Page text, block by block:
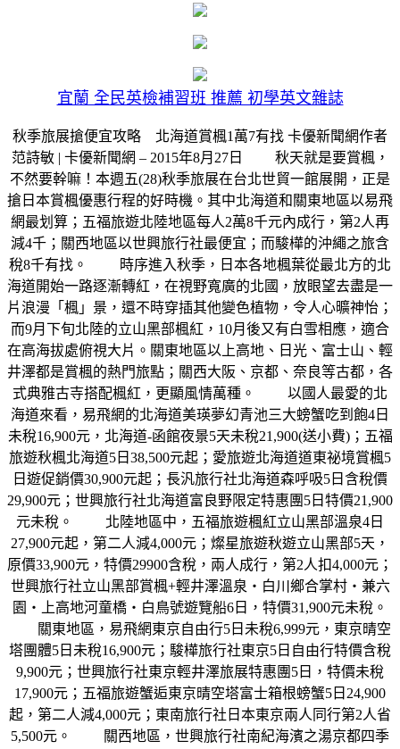
宜蘭 全民英檢補習班 推薦 初學英文雜誌
秋季旅展搶便宜攻略 北海道賞楓1萬7有找 卡優新聞網作者
范詩敏 | 卡優新聞網 – 2015年8月27日 秋天就是要賞楓，
不然要幹嘛！本週五(28)秋季旅展在台北世貿一館展開，正是
搶日本賞楓優惠行程的好時機。其中北海道和關東地區以易飛
網最划算；五福旅遊北陸地區每人2萬8千元內成行，第2人再
減4千；關西地區以世興旅行社最便宜；而駿樺的沖繩之旅含
稅8千有找。 時序進入秋季，日本各地楓葉從最北方的北
海道開始一路逐漸轉紅，在視野寬廣的北國，放眼望去盡是一
片浪漫「楓」景，還不時穿插其他變色植物，令人心曠神怡；
而9月下旬北陸的立山黑部楓紅，10月後又有白雪相應，適合
在高海拔處俯視大片。關東地區以上高地、日光、富士山、輕
井澤都是賞楓的熱門旅點；關西大阪、京都、奈良等古都，各
式典雅古寺搭配楓紅，更顯風情萬種。 以國人最愛的北
海道來看，易飛網的北海道美瑛夢幻青池三大螃蟹吃到飽4日
未稅16,900元，北海道-函館夜景5天未稅21,900(送小費)；五福
旅遊秋楓北海道5日38,500元起；愛旅遊北海道道東祕境賞楓5
日遊促銷價30,900元起；長汎旅行社北海道森呼吸5日含稅價
29,900元；世興旅行社北海道富良野限定特惠團5日特價21,900
元未稅。 北陸地區中，五福旅遊楓紅立山黑部溫泉4日
27,900元起，第二人減4,000元；燦星旅遊秋遊立山黑部5天，
原價33,900元，特價29900含稅，兩人成行，第2人扣4,000元；
世興旅行社立山黑部賞楓+輕井澤溫泉‧白川鄉合掌村‧兼六
園‧上高地河童橋‧白鳥號遊覽船6日，特價31,900元未稅。
關東地區，易飛網東京自由行5日未稅6,999元，東京晴空
塔團體5日未稅16,900元；駿樺旅行社東京5日自由行特價含稅
9,900元；世興旅行社東京輕井澤旅展特惠團5日，特價未稅
17,900元；五福旅遊蟹逅東京晴空塔富士箱根螃蟹5日24,900
起，第二人減4,000元；東南旅行社日本東京兩人同行第2人省
5,500元。 關西地區，世興旅行社南紀海濱之湯京都四季